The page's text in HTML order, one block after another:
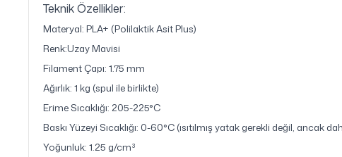
Teknik Özellikler:
Materyal: PLA+ (Polilaktik Asit Plus)
Renk:Uzay Mavisi
Filament Çapı: 1.75 mm
Ağırlık: 1 kg (spul ile birlikte)
Erime Sıcaklığı: 205-225°C
Baskı Yüzeyi Sıcaklığı: 0-60°C (ısıtılmış yatak gerekli değil, ancak
Yoğunluk: 1.25 g/cm³